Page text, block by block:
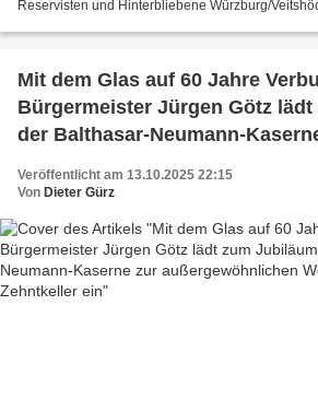
Reservisten und Hinterbliebene Würzburg/
Mit dem Glas auf 60 Jahre
Bürgermeister Jürgen Götz
der Balthasar-Neumann-
Zehntkeller ein
Veröffentlicht am 13.10.2025 22:15
Von Dieter Gürz